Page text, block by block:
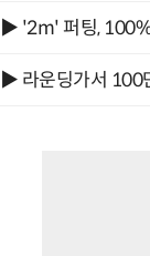
▶ '2m' 퍼팅,
▶ 라운딩가서 100